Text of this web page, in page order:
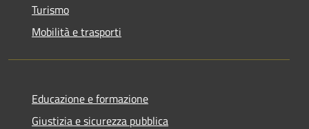
Turismo
Mobilità e trasporti
Educazione e formazione
Giustizia e sicurezza pubblica